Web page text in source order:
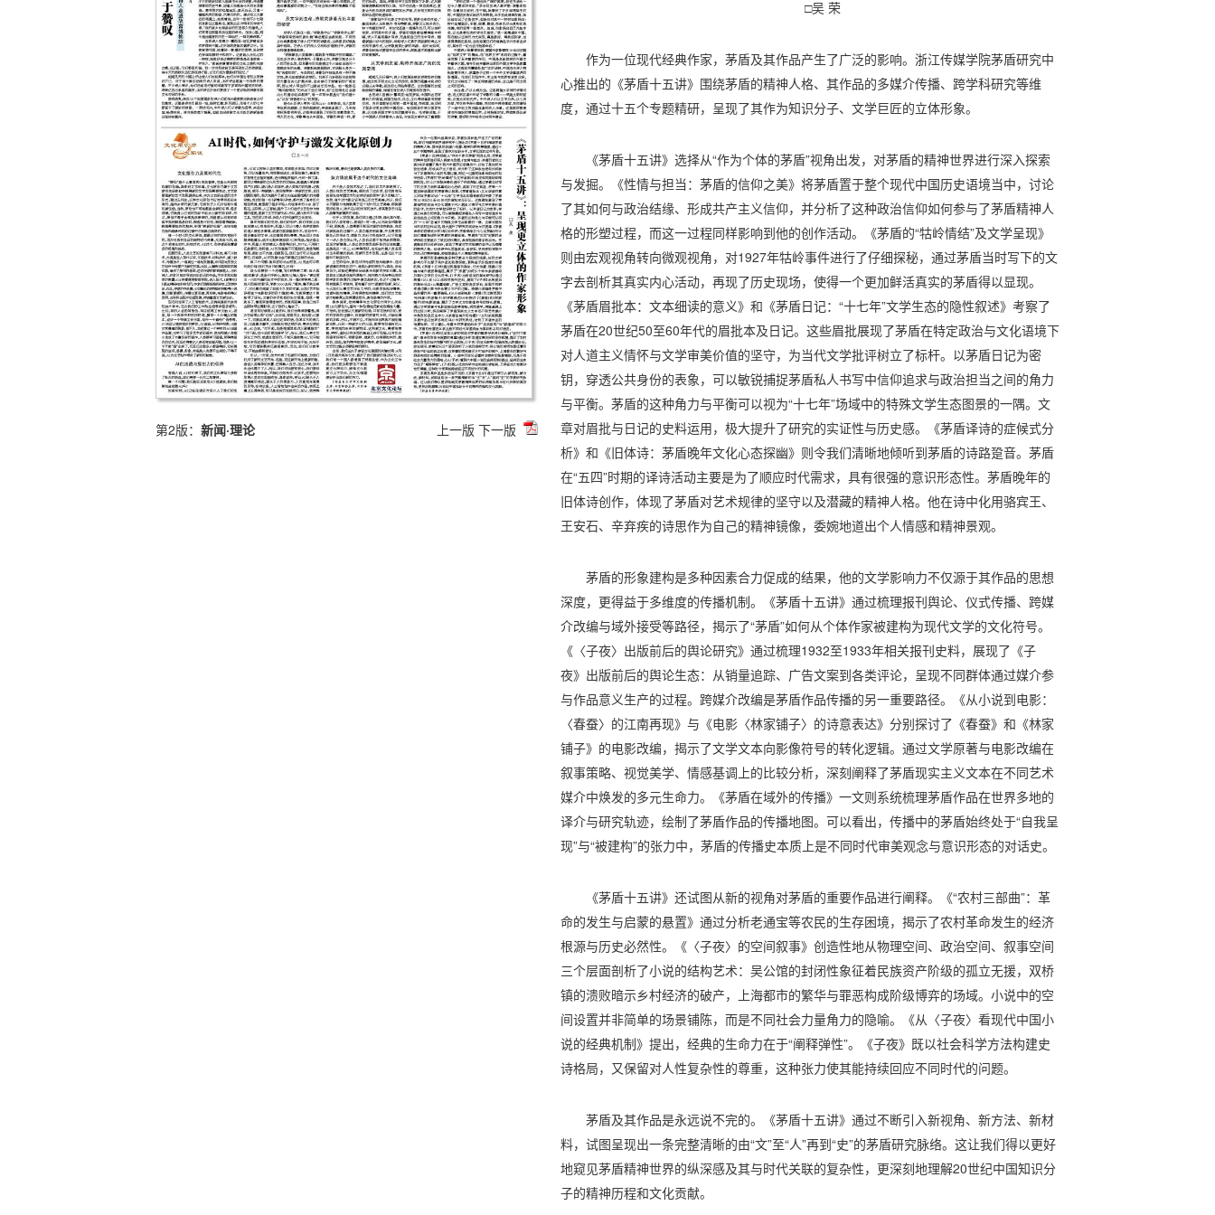
第2版： 新闻·理论 上一版 下一版
□吴 荣
作为一位现代经典作家，茅盾及其作品产生了广泛的影响。浙江传媒学院茅盾研究中
心推出的《茅盾十五讲》围绕茅盾的精神人格、其作品的多媒介传播、跨学科研究等维
度，通过十五个专题精研，呈现了其作为知识分子、文学巨匠的立体形象。
《茅盾十五讲》选择从“作为个体的茅盾”视角出发，对茅盾的精神世界进行深入探索
与发掘。《性情与担当：茅盾的信仰之美》将茅盾置于整个现代中国历史语境当中，讨论
了其如何与政治结缘、形成共产主义信仰，并分析了这种政治信仰如何参与了茅盾精神人
格的形塑过程，而这一过程同样影响到他的创作活动。《茅盾的“牯岭情结”及文学呈现》
则由宏观视角转向微观视角，对1927年牯岭事件进行了仔细探秘，通过茅盾当时写下的文
字去剖析其真实内心活动，再现了历史现场，使得一个更加鲜活真实的茅盾得以显现。
《茅盾眉批本：文本细读的意义》和《茅盾日记：“十七年”文学生态的隐性叙述》考察了
茅盾在20世纪50至60年代的眉批本及日记。这些眉批展现了茅盾在特定政治与文化语境下
对人道主义情怀与文学审美价值的坚守，为当代文学批评树立了标杆。以茅盾日记为密
钥，穿透公共身份的表象，可以敏锐捕捉茅盾私人书写中信仰追求与政治担当之间的角力
与平衡。茅盾的这种角力与平衡可以视为“十七年”场域中的特殊文学生态图景的一隅。文
章对眉批与日记的史料运用，极大提升了研究的实证性与历史感。《茅盾译诗的症候式分
析》和《旧体诗：茅盾晚年文化心态探幽》则令我们清晰地倾听到茅盾的诗路跫音。茅盾
在“五四”时期的译诗活动主要是为了顺应时代需求，具有很强的意识形态性。茅盾晚年的
旧体诗创作，体现了茅盾对艺术规律的坚守以及潜藏的精神人格。他在诗中化用骆宾王、
王安石、辛弃疾的诗思作为自己的精神镜像，委婉地道出个人情感和精神景观。
茅盾的形象建构是多种因素合力促成的结果，他的文学影响力不仅源于其作品的思想
深度，更得益于多维度的传播机制。《茅盾十五讲》通过梳理报刊舆论、仪式传播、跨媒
介改编与域外接受等路径，揭示了“茅盾”如何从个体作家被建构为现代文学的文化符号。
《〈子夜〉出版前后的舆论研究》通过梳理1932至1933年相关报刊史料，展现了《子
夜》出版前后的舆论生态：从销量追踪、广告文案到各类评论，呈现不同群体通过媒介参
与作品意义生产的过程。跨媒介改编是茅盾作品传播的另一重要路径。《从小说到电影：
〈春蚕〉的江南再现》与《电影〈林家铺子〉的诗意表达》分别探讨了《春蚕》和《林家
铺子》的电影改编，揭示了文学文本向影像符号的转化逻辑。通过文学原著与电影改编在
叙事策略、视觉美学、情感基调上的比较分析，深刻阐释了茅盾现实主义文本在不同艺术
媒介中焕发的多元生命力。《茅盾在域外的传播》一文则系统梳理茅盾作品在世界多地的
译介与研究轨迹，绘制了茅盾作品的传播地图。可以看出，传播中的茅盾始终处于“自我呈
现”与“被建构”的张力中，茅盾的传播史本质上是不同时代审美观念与意识形态的对话史。
《茅盾十五讲》还试图从新的视角对茅盾的重要作品进行阐释。《“农村三部曲”：革
命的发生与启蒙的悬置》通过分析老通宝等农民的生存困境，揭示了农村革命发生的经济
根源与历史必然性。《〈子夜〉的空间叙事》创造性地从物理空间、政治空间、叙事空间
三个层面剖析了小说的结构艺术：吴公馆的封闭性象征着民族资产阶级的孤立无援，双桥
镇的溃败暗示乡村经济的破产，上海都市的繁华与罪恶构成阶级博弈的场域。小说中的空
间设置并非简单的场景铺陈，而是不同社会力量角力的隐喻。《从〈子夜〉看现代中国小
说的经典机制》提出，经典的生命力在于“阐释弹性”。《子夜》既以社会科学方法构建史
诗格局，又保留对人性复杂性的尊重，这种张力使其能持续回应不同时代的问题。
茅盾及其作品是永远说不完的。《茅盾十五讲》通过不断引入新视角、新方法、新材
料，试图呈现出一条完整清晰的由“文”至“人”再到“史”的茅盾研究脉络。这让我们得以更好
地窥见茅盾精神世界的纵深感及其与时代关联的复杂性，更深刻地理解20世纪中国知识分
子的精神历程和文化贡献。